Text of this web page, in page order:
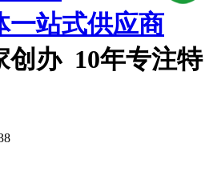
一站式供应商
创办 10年专注特